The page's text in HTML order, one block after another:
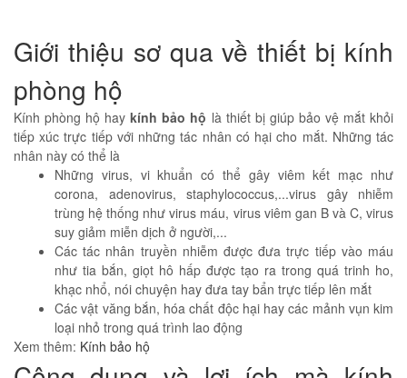
Giới thiệu sơ qua về thiết bị kính
phòng hộ
Kính phòng hộ hay kính bảo hộ là thiết bị giúp bảo vệ mắt khỏi
tiếp xúc trực tiếp với những tác nhân có hại cho mắt. Những tác
nhân này có thể là
Những virus, vi khuẩn có thể gây viêm kết mạc như
corona, adenovirus, staphylococcus,...virus gây nhiễm
trùng hệ thống như virus máu, virus viêm gan B và C, virus
suy giảm miễn dịch ở người,...
Các tác nhân truyền nhiễm được đưa trực tiếp vào máu
như tia bắn, giọt hô hấp được tạo ra trong quá trinh ho,
khạc nhổ, nói chuyện hay đưa tay bẩn trực tiếp lên mắt
Các vật văng bắn, hóa chất độc hại hay các mảnh vụn kim
loại nhỏ trong quá trình lao động
Xem thêm: Kính bảo hộ